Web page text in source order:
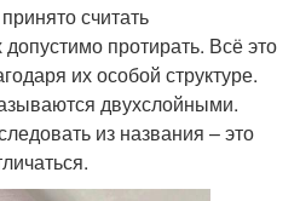
считать
допустимо протирать. Всё это
их особой структуре.
двухслойными.
из названия – это